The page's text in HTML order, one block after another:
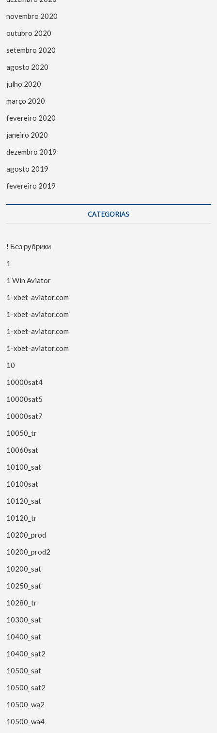
novembro 2020
outubro 2020
setembro 2020
agosto 2020
julho 2020
março 2020
fevereiro 2020
janeiro 2020
dezembro 2019
agosto 2019
fevereiro 2019
CATEGORIAS
! Без рубрики
1
1 Win Aviator
1-xbet-aviator.com
1-xbet-aviator.com
1-xbet-aviator.com
1-xbet-aviator.com
10
10000sat4
10000sat5
10000sat7
10050_tr
10060sat
10100_sat
10100sat
10120_sat
10120_tr
10200_prod
10200_prod2
10200_sat
10250_sat
10280_tr
10300_sat
10400_sat
10400_sat2
10500_sat
10500_sat2
10500_wa2
10500_wa4